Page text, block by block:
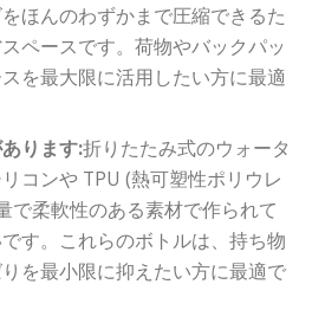
ほんのわずかまで圧縮できるた
ペースです。荷物やバックパッ
を最大限に活用したい方に最適
ります:折りたたみ式のウォータ
コンや TPU (熱可塑性ポリウレ
で柔軟性のある素材で作られて
す。これらのボトルは、持ち物
を最小限に抑えたい方に最適で